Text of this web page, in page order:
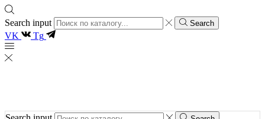
Search input Search
VK Tg